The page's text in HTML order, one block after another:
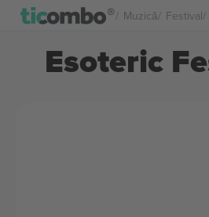
Muzică Festival
Esoteric